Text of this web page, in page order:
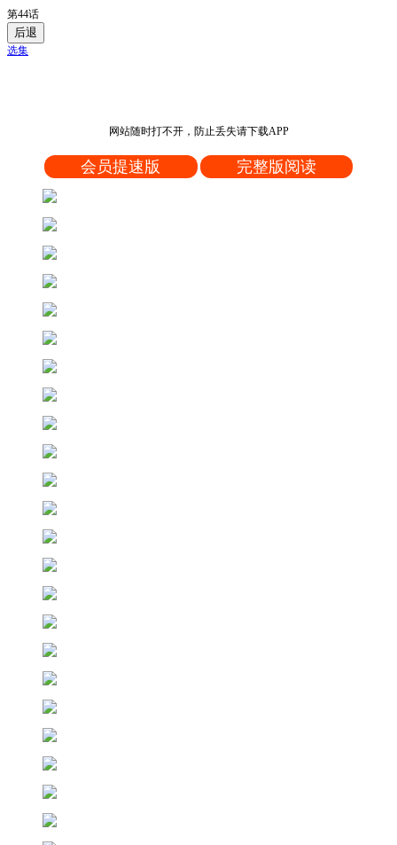
第44话
后退
选集
网站随时打不开，防止丢失请下载APP
会员提速版 完整版阅读